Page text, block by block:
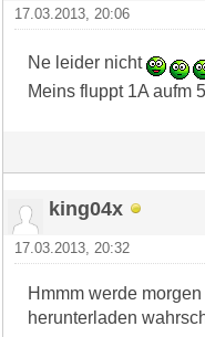
17.03.2013, 20:06
Ne leider nicht
Meins fluppt 1A aufm
king04x
17.03.2013, 20:32
Hmmm werde
herunterladen